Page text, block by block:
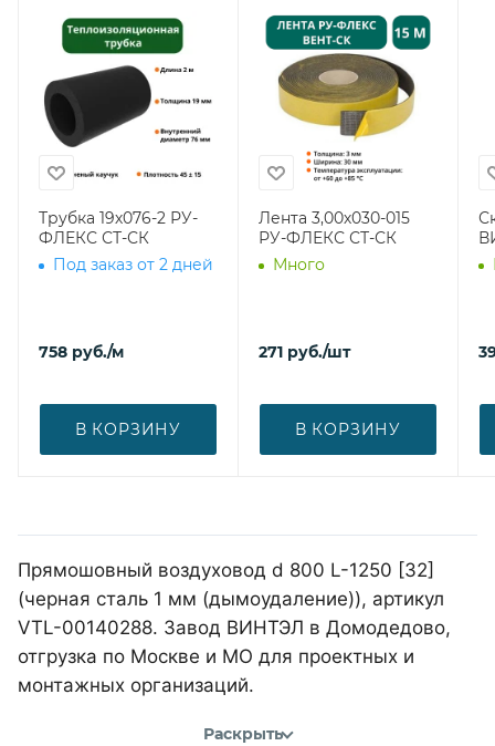
Трубка 19х076-2 РУ-
ФЛЕКС СТ-СК
Под заказ от 2 дней
758 руб./м
В КОРЗИНУ
Лента 3,00х030-015
РУ-ФЛЕКС СТ-СК
Много
271 руб./шт
В КОРЗИНУ
Прямошовный воздуховод d 800 L-1250 [32]
(черная сталь 1 мм (дымоудаление)), артикул
VTL-00140288. Завод ВИНТЭЛ в Домодедово,
отгрузка по Москве и МО для проектных и
монтажных организаций.
Раскрыть